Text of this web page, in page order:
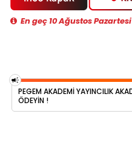
En geç 10 Ağustos
PEGEM AKADEMI YAYINCILIK
ÖDEYIN !